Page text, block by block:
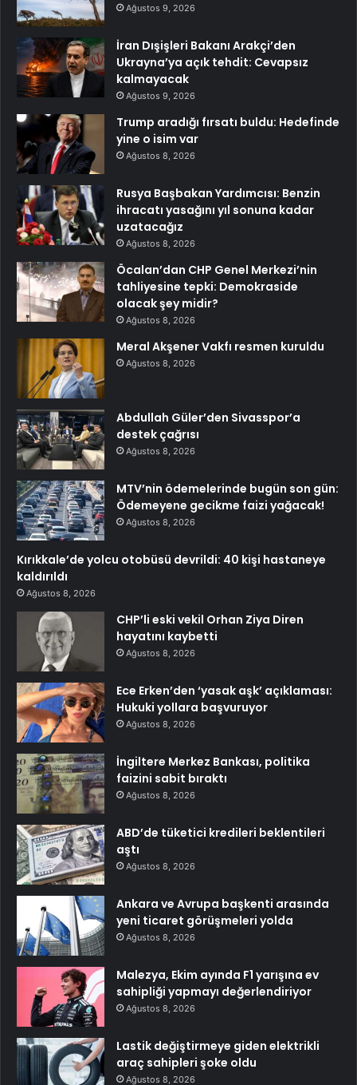
Ağustos 9, 2026
İran Dışişleri Bakanı Arakçi’den
Ukrayna’ya açık tehdit: Cevapsız
kalmayacak
Ağustos 9, 2026
Trump aradığı fırsatı buldu: Hedefinde
yine o isim var
Ağustos 8, 2026
Rusya Başbakan Yardımcısı: Benzin
ihracatı yasağını yıl sonuna kadar
uzatacağız
Ağustos 8, 2026
Öcalan’dan CHP Genel Merkezi’nin
tahliyesine tepki: Demokraside
olacak şey midir?
Ağustos 8, 2026
Meral Akşener Vakfı resmen kuruldu
Ağustos 8, 2026
Abdullah Güler’den Sivasspor’a
destek çağrısı
Ağustos 8, 2026
MTV’nin ödemelerinde bugün son gün:
Ödemeyene gecikme faizi yağacak!
Ağustos 8, 2026
Kırıkkale’de yolcu otobüsü devrildi: 40 kişi hastaneye
kaldırıldı
Ağustos 8, 2026
CHP’li eski vekil Orhan Ziya Diren
hayatını kaybetti
Ağustos 8, 2026
Ece Erken’den ‘yasak aşk’ açıklaması:
Hukuki yollara başvuruyor
Ağustos 8, 2026
İngiltere Merkez Bankası, politika
faizini sabit bıraktı
Ağustos 8, 2026
ABD’de tüketici kredileri beklentileri
aştı
Ağustos 8, 2026
Ankara ve Avrupa başkenti arasında
yeni ticaret görüşmeleri yolda
Ağustos 8, 2026
Malezya, Ekim ayında F1 yarışına ev
sahipliği yapmayı değerlendiriyor
Ağustos 8, 2026
Lastik değiştirmeye giden elektrikli
araç sahipleri şoke oldu
Ağustos 8, 2026